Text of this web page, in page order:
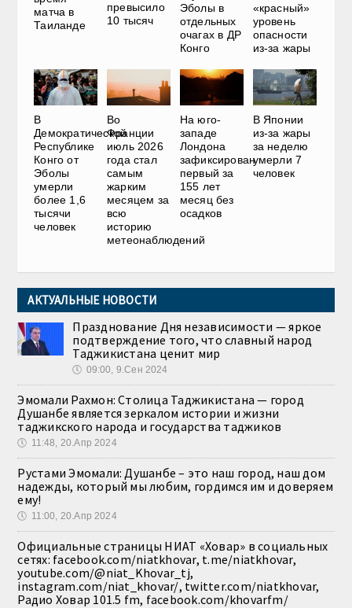
матча в
Таиланде
превысило
10 тысяч
Эболы в
отдельных
очагах в ДР
Конго
«красный»
уровень
опасности
из-за жары
В
Демократической
Республике
Конго от
Эболы
умерли
более 1,6
тысячи
человек
Во
Франции
июль 2026
года стал
самым
жарким
месяцем за
всю
историю
метеонаблюдений
На юго-
западе
Лондона
зафиксирован
первый за
155 лет
месяц без
осадков
В Японии
из-за жары
за неделю
умерли 7
человек
АКТУАЛЬНЫЕ НОВОСТИ
Празднование Дня независимости — яркое
подтверждение того, что славный народ
Таджикистана ценит мир
🕔 09:00, 9.Сен 2024
Эмомали Рахмон: Столица Таджикистана — город
Душанбе является зеркалом истории и жизни
таджикского народа и государства таджиков
🕔 11:48, 20.Апр 2024
Рустами Эмомали: Душанбе – это наш город, наш дом
надежды, который мы любим, гордимся им и доверяем
ему!
🕔 11:00, 20.Апр 2024
Официальные страницы НИАТ «Ховар» в социальных
сетях: facebook.com/niatkhovar, t.me/niatkhovar,
youtube.com/@niat_Khovar_tj,
instagram.com/niat_khovar/, twitter.com/niatkhovar,
Радио Ховар 101.5 fm, facebook.com/khovarfm/